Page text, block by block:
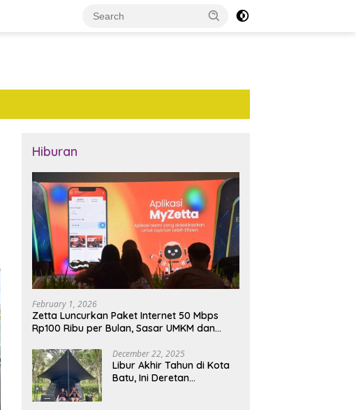
Hiburan
February 1, 2026
Zetta Luncurkan Paket Internet 50 Mbps
Rp100 Ribu per Bulan, Sasar UMKM dan
December 22, 2025
Libur Akhir Tahun di Kota
Batu, Ini Deretan